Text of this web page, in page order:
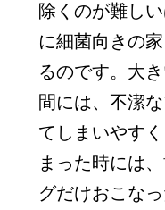
除くのが難し
に細菌向きの
るのです。大
間には、不潔
てしまいやす
まった時には
グだけおこな